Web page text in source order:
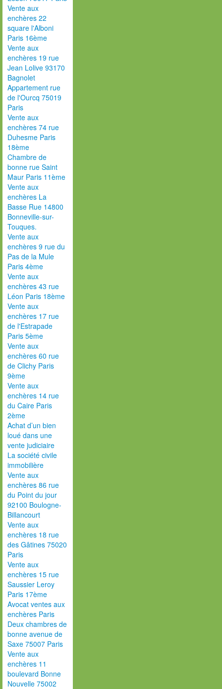
Vente aux
enchères 22
square l'Alboni
Paris 16ème
Vente aux
enchères 19 rue
Jean Lolive 93170
Bagnolet
Appartement rue
de l'Ourcq 75019
Paris
Vente aux
enchères 74 rue
Duhesme Paris
18ème
Chambre de
bonne rue Saint
Maur Paris 11ème
Vente aux
enchères La
Basse Rue 14800
Bonneville-sur-
Touques.
Vente aux
enchères 9 rue du
Pas de la Mule
Paris 4ème
Vente aux
enchères 43 rue
Léon Paris 18ème
Vente aux
enchères 17 rue
de l'Estrapade
Paris 5ème
Vente aux
enchères 60 rue
de Clichy Paris
9ème
Vente aux
enchères 14 rue
du Caire Paris
2ème
Achat d’un bien
loué dans une
vente judiciaire
La société civile
immobilière
Vente aux
enchères 86 rue
du Point du jour
92100 Boulogne-
Billancourt
Vente aux
enchères 18 rue
des Gâtines 75020
Paris
Vente aux
enchères 15 rue
Saussier Leroy
Paris 17ème
Avocat ventes aux
enchères Paris
Deux chambres de
bonne avenue de
Saxe 75007 Paris
Vente aux
enchères 11
boulevard Bonne
Nouvelle 75002